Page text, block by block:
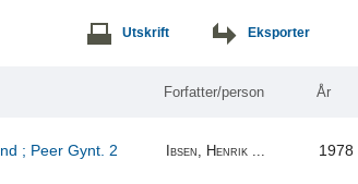
Utskrift Eksporter
Forfatter/person År
; Peer Gynt. 2 Ibsen, Henrik ... 1978